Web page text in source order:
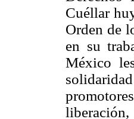
Cuéllar
Orden de
en su
México
liberación,